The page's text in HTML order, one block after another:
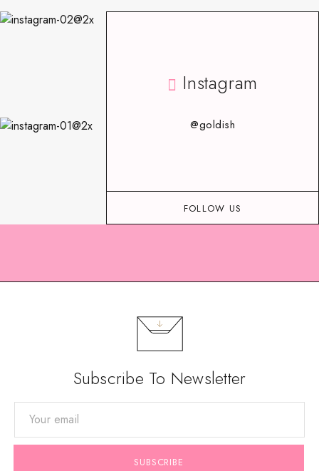
Instagram
@goldish
FOLLOW US
Subscribe To Newsletter